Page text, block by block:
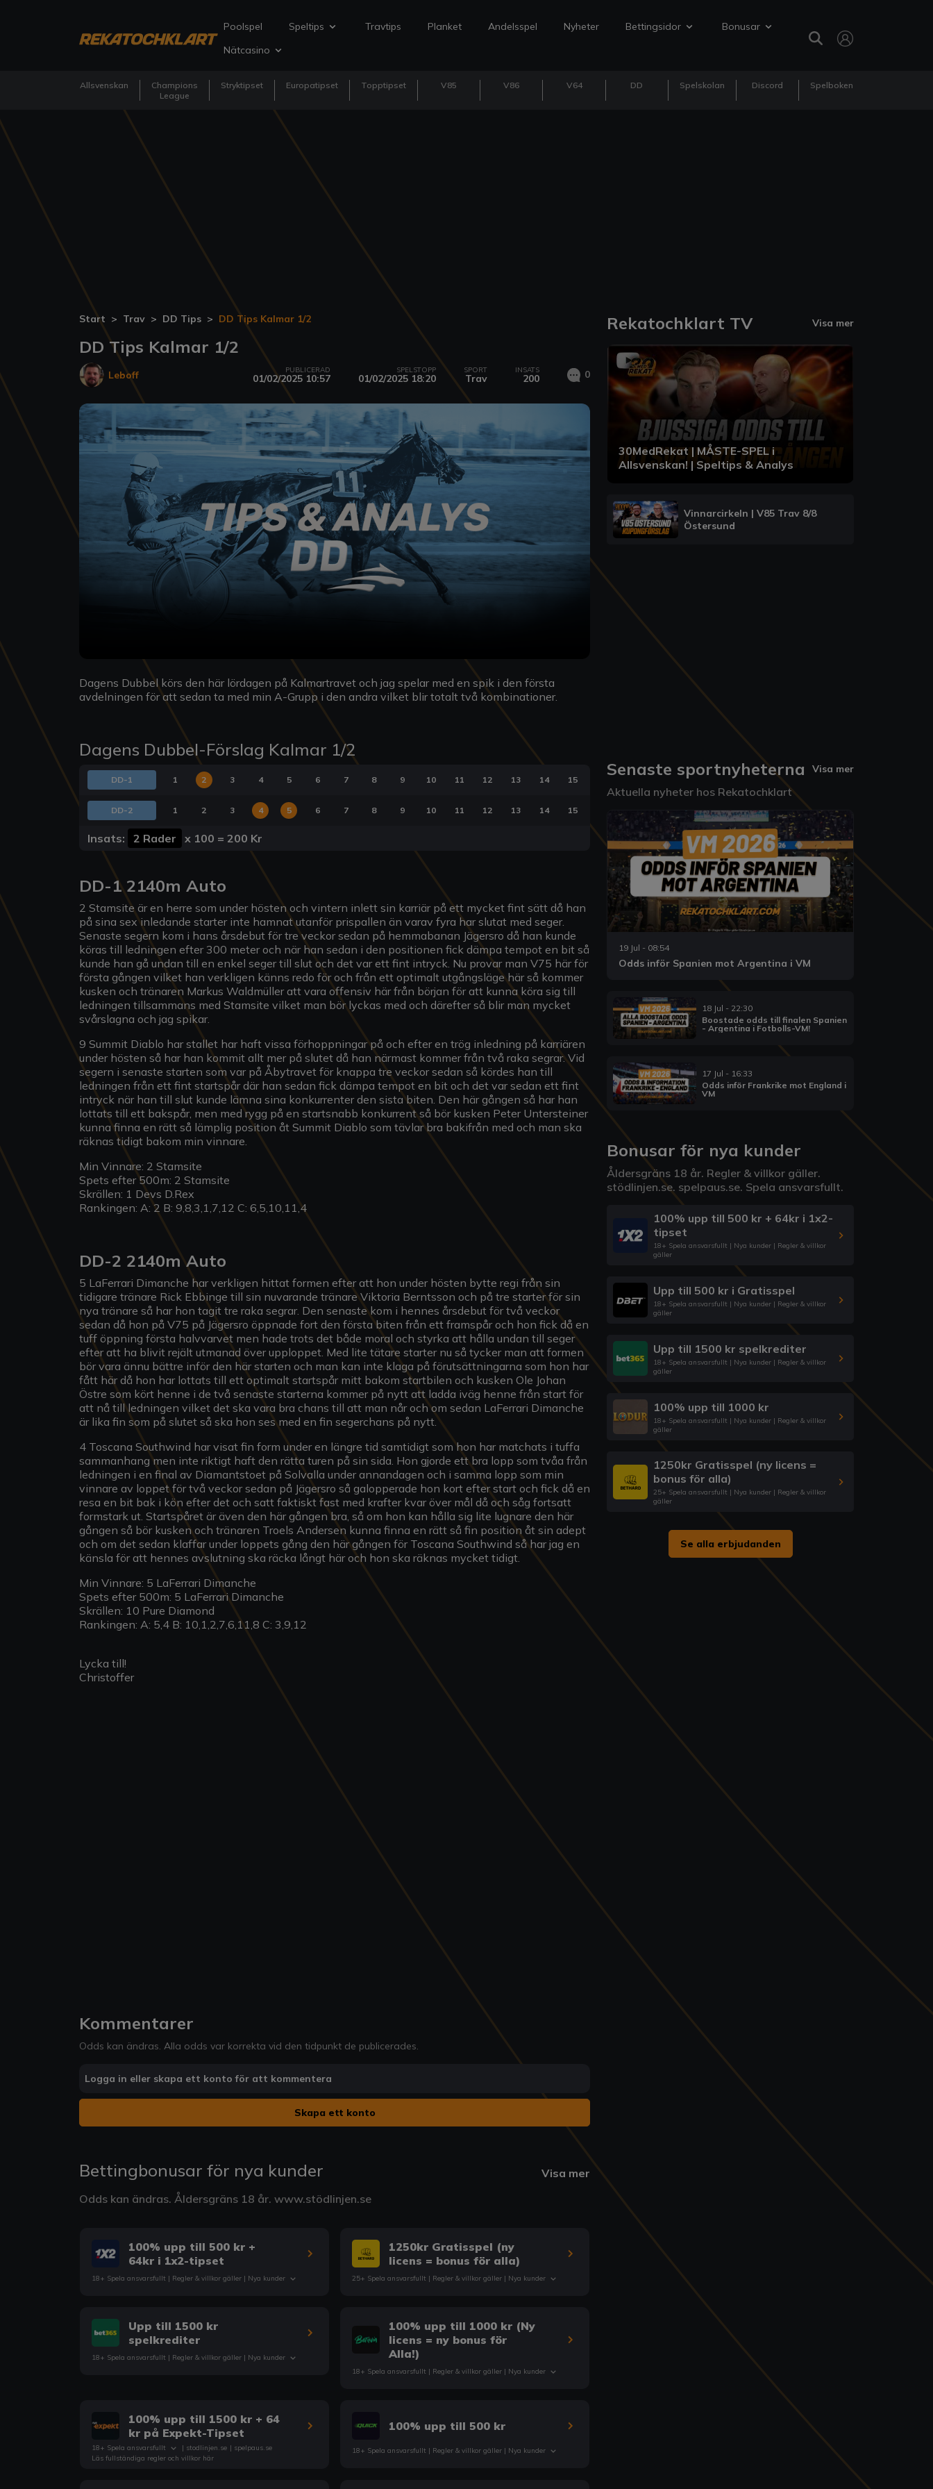
Poolspel Speltips Travtips Planket Andelsspel Nyheter Bettingsidor
Bonusar
Nätcasino
Allsvenskan
Champions
League
Stryktipset Europatipset Topptipset V85 V86 V64 DD Spelskolan Discord Spelboken
Start Trav DD Tips DD Tips Kalmar 1/2
DD Tips Kalmar 1/2
Leboff PUBLICERAD
01/02/2025 10:57
SPELSTOPP
01/02/2025 18:20
SPORT
Trav
INSATS
200 0
Dagens Dubbel körs den här lördagen på Kalmartravet och jag spelar med en spik i den första
avdelningen för att sedan ta med min A-Grupp i den andra vilket blir totalt två kombinationer.
Dagens Dubbel-Förslag Kalmar 1/2
DD-1 1 2 3 4 5 6 7 8 9 10 11 12 13 14 15
DD-2 1 2 3 4 5 6 7 8 9 10 11 12 13 14 15
Insats: 2 Rader x 100 = 200 Kr
DD-1 2140m Auto
2 Stamsite är en herre som under hösten och vintern inlett sin karriär på ett mycket fint sätt då han
på sina sex inledande starter inte hamnat utanför prispallen än varav fyra har slutat med seger.
Senaste segern kom i hans årsdebut för tre veckor sedan på hemmabanan Jägersro då han kunde
köras till ledningen efter 300 meter och när han sedan i den positionen fick dämpa tempot en bit så
kunde han gå undan till en enkel seger till slut och det var ett fint intryck. Nu provar man V75 här för
första gången vilket han verkligen känns redo för och från ett optimalt utgångsläge här så kommer
kusken och tränaren Markus Waldmüller att vara offensiv här från början för att kunna köra sig till
ledningen tillsammans med Stamsite vilket man bör lyckas med och därefter så blir man mycket
svårslagna och jag spikar.
9 Summit Diablo har stallet har haft vissa förhoppningar på och efter en trög inledning på karriären
under hösten så har han kommit allt mer på slutet då han närmast kommer från två raka segrar. Vid
segern i senaste starten som var på Åbytravet för knappa tre veckor sedan så kördes han till
ledningen från ett fint startspår där han sedan fick dämpa tempot en bit och det var sedan ett fint
intryck när han till slut kunde lämna sina konkurrenter den sista biten. Den här gången så har han
lottats till ett bakspår, men med rygg på en startsnabb konkurrent så bör kusken Peter Untersteiner
kunna finna en rätt så lämplig position åt Summit Diablo som tävlar bra bakifrån med och man ska
räknas tidigt bakom min vinnare.
Min Vinnare: 2 Stamsite
Spets efter 500m: 2 Stamsite
Skrällen: 1 Devs D.Rex
Rankingen: A: 2 B: 9,8,3,1,7,12 C: 6,5,10,11,4
DD-2 2140m Auto
5 LaFerrari Dimanche har verkligen hittat formen efter att hon under hösten bytte regi från sin
tidigare tränare Rick Ebbinge till sin nuvarande tränare Viktoria Berntsson och på tre starter för sin
nya tränare så har hon tagit tre raka segrar. Den senaste kom i hennes årsdebut för två veckor
sedan då hon på V75 på Jägersro öppnade fort den första biten från ett framspår och hon fick då en
tuff öppning första halvvarvet men hade trots det både moral och styrka att hålla undan till seger
efter att ha blivit rejält utmanad över upploppet. Med lite tätare starter nu så tycker man att formen
bör vara ännu bättre inför den här starten och man kan inte klaga på förutsättningarna som hon har
fått här då hon har lottats till ett optimalt startspår mitt bakom startbilen och kusken Ole Johan
Östre som kört henne i de två senaste starterna kommer på nytt att ladda iväg henne från start för
att nå till ledningen vilket det ska vara bra chans till att man når och om sedan LaFerrari Dimanche
är lika fin som på slutet så ska hon ses med en fin segerchans på nytt.
4 Toscana Southwind har visat fin form under en längre tid samtidigt som hon har matchats i tuffa
sammanhang men inte riktigt haft den rätta turen på sin sida. Hon gjorde ett bra lopp som tvåa från
ledningen i en final av Diamantstoet på Solvalla under annandagen och i samma lopp som min
vinnare av loppet för två veckor sedan på Jägersro så galopperade hon kort efter start och fick då en
resa en bit bak i kön efter det och satt faktiskt fast med krafter kvar över mål då och såg fortsatt
formstark ut. Startspåret är även den här gången bra, så om hon kan hålla sig lite lugnare den här
gången så bör kusken och tränaren Troels Andersen kunna finna en rätt så fin position åt sin adept
och om det sedan klaffar under loppets gång den här gången för Toscana Southwind så har jag en
känsla för att hennes avslutning ska räcka långt här och hon ska räknas mycket tidigt.
Min Vinnare: 5 LaFerrari Dimanche
Spets efter 500m: 5 LaFerrari Dimanche
Skrällen: 10 Pure Diamond
Rankingen: A: 5,4 B: 10,1,2,7,6,11,8 C: 3,9,12
Lycka till!
Christoffer
Kommentarer
Odds kan ändras. Alla odds var korrekta vid den tidpunkt de publicerades.
Logga in eller skapa ett konto för att kommentera
Skapa ett konto
Bettingbonusar för nya kunder
Visa mer
Odds kan ändras. Åldersgräns 18 år. www.stödlinjen.se
100% upp till 500 kr +
64kr i 1x2-tipset
18+ Spela ansvarsfullt | Regler & villkor gäller | Nya kunder
1250kr Gratisspel (ny
licens = bonus för alla)
25+ Spela ansvarsfullt | Regler & villkor gäller | Nya kunder
Upp till 1500 kr
spelkrediter
18+ Spela ansvarsfullt | Regler & villkor gäller | Nya kunder
100% upp till 1000 kr (Ny
licens = ny bonus för
Alla!)
18+ Spela ansvarsfullt | Regler & villkor gäller | Nya kunder
100% upp till 1500 kr + 64
kr på Expekt-Tipset
18+ Spela ansvarsfullt | stodlinjen.se | spelpaus.se
Läs fullständiga regler och villkor här
100% upp till 500 kr
18+ Spela ansvarsfullt | Regler & villkor gäller | Nya kunder
Rekatochklart TV Visa mer
30MedRekat | MÅSTE-SPEL i
Allsvenskan! | Speltips & Analys
Vinnarcirkeln | V85 Trav 8/8
Östersund
Senaste sportnyheterna Visa mer
Aktuella nyheter hos Rekatochklart
19 Jul - 08:54
Odds inför Spanien mot Argentina i VM
18 Jul - 22:30
Boostade odds till finalen Spanien
- Argentina i Fotbolls-VM!
17 Jul - 16:33
Odds inför Frankrike mot England i
VM
Bonusar för nya kunder
Åldersgräns 18 år. Regler & villkor gäller.
stödlinjen.se. spelpaus.se. Spela ansvarsfullt.
100% upp till 500 kr + 64kr i 1x2-
tipset
18+ Spela ansvarsfullt | Nya kunder | Regler & villkor
gäller
Upp till 500 kr i Gratisspel
18+ Spela ansvarsfullt | Nya kunder | Regler & villkor
gäller
Upp till 1500 kr spelkrediter
18+ Spela ansvarsfullt | Nya kunder | Regler & villkor
gäller
100% upp till 1000 kr
18+ Spela ansvarsfullt | Nya kunder | Regler & villkor
gäller
1250kr Gratisspel (ny licens =
bonus för alla)
25+ Spela ansvarsfullt | Nya kunder | Regler & villkor
gäller
Se alla erbjudanden